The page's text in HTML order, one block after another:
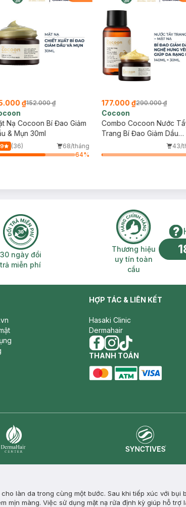
₫152.000 ₫
Nạ Cocoon Bí Đao Giảm
& Mụn 30ml
(36)
68/tháng
64%
177.000 ₫290.000 ₫
Cocoon
Combo Cocoon Nước
Trang Bí Đao Giảm Dầu
140ml + Mặt Nạ Nghệ
Yên Giúp Da Rạng Rỡ
43/
30 ngày đổi trả miễn phí
30 ngày đổi
trả miễn phí
Thương hiệu
Thương hiệu
uy tín toàn
cầu
HỢP TÁC & LIÊN KẾT
Hasaki Clinic
Dermahair
facebook
instagram
tiktok
THANH TOÁN
làn da trong cùng một bước. Sau khi tiếp xúc với bụi
màng. Việc sử dụng mặt nạ rửa định kỳ giúp hỗ trợ